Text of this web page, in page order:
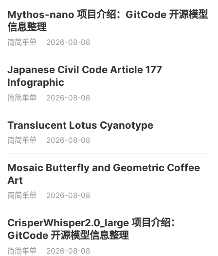
Mythos-nano 项目介绍：GitCode 开源模型
信息整理
简简单单 2026-08-08
Japanese Civil Code Article 177
Infographic
简简单单 2026-08-08
Translucent Lotus Cyanotype
简简单单 2026-08-08
Mosaic Butterfly and Geometric Coffee
Art
简简单单 2026-08-08
CrisperWhisper2.0_large 项目介绍：
GitCode 开源模型信息整理
简简单单 2026-08-08